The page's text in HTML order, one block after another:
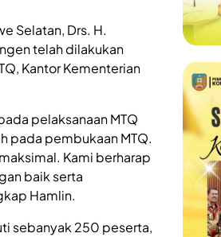
Selatan, Drs. H.
telah dilakukan
Kantor Kementerian
pelaksanaan MTQ
pada pembukaan MTQ.
Kami berharap
baik serta
Hamlin.
sebanyak 250 peserta,